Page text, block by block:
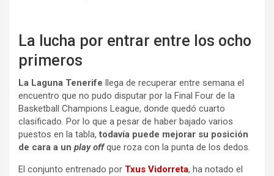
La lucha por entrar entre los ocho
primeros
La Laguna Tenerife llega de recuperar entre semana el
encuentro que no pudo disputar por la Final Four de la
Basketball Champions League, donde quedó cuarto
clasificado. Por lo que a pesar de haber bajado varios
puestos en la tabla, todavía puede mejorar su posición
de cara a un play off que roza con la punta de los dedos.
El conjunto entrenado por Txus Vidorreta, ha notado el